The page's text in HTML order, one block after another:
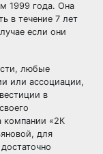
1999 года. Она
в течение 7 лет
если они
любые
или ассоциации,
в
компании «2К
для